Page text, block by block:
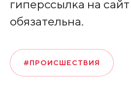
гиперссылка на сайт
обязательна.
#ПРОИСШЕСТВИЯ